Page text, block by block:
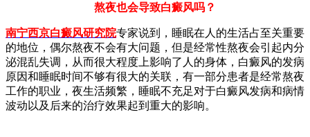
熬夜也会导致白癜风吗？
南宁西京白癜风研究院专家说到，睡眠在人的生活占至关重要
的地位，偶尔熬夜不会有大问题，但是经常性熬夜会引起内分
泌混乱失调，从而很大程度上影响了人的身体，白癜风的发病
原因和睡眠时间不够有很大的关联，有一部分患者是经常熬夜
工作的职业，夜生活频繁，睡眠不充足对于白癜风发病和病情
波动以及后来的治疗效果起到重大的影响。